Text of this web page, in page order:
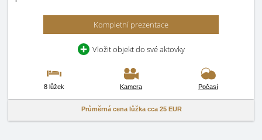
Kompletní prezentace
Vložit objekt do své aktovky
8 lůžek Kamera Počasí
Průměrná cena lůžka cca 25 EUR